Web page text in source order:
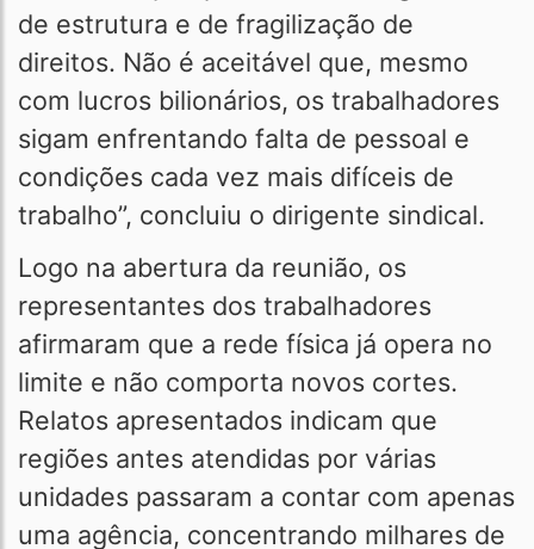
de estrutura e de fragilização de
direitos. Não é aceitável que, mesmo
com lucros bilionários, os trabalhadores
sigam enfrentando falta de pessoal e
condições cada vez mais difíceis de
trabalho”, concluiu o dirigente sindical.
Logo na abertura da reunião, os
representantes dos trabalhadores
afirmaram que a rede física já opera no
limite e não comporta novos cortes.
Relatos apresentados indicam que
regiões antes atendidas por várias
unidades passaram a contar com apenas
uma agência, concentrando milhares de